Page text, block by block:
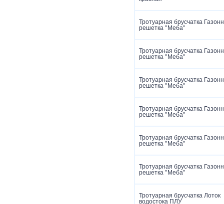
Тротуарная брусчатка
решетка "Меба"
Тротуарная брусчатка
решетка "Меба"
Тротуарная брусчатка
решетка "Меба"
Тротуарная брусчатка
решетка "Меба"
Тротуарная брусчатка
решетка "Меба"
Тротуарная брусчатка
решетка "Меба"
Тротуарная брусчатка Лоток
водостока ПЛУ